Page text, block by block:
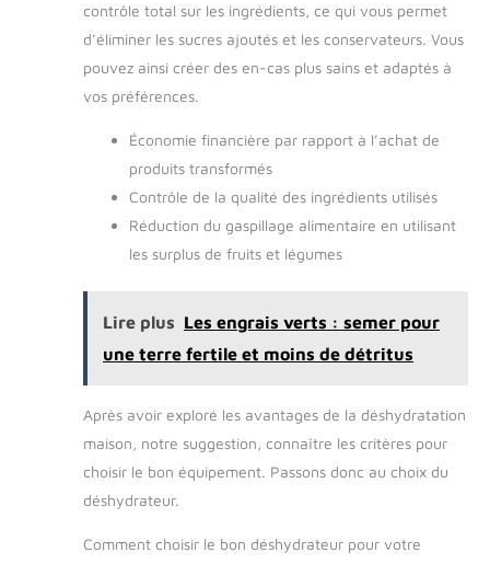
contrôle total sur les ingrédients, ce qui vous permet
d’éliminer les sucres ajoutés et les conservateurs. Vous
pouvez ainsi créer des en-cas plus sains et adaptés à
vos préférences.
Économie financière par rapport à l’achat de
produits transformés
Contrôle de la qualité des ingrédients utilisés
Réduction du gaspillage alimentaire en utilisant
les surplus de fruits et légumes
Lire plus Les engrais verts : semer pour
une terre fertile et moins de détritus
Après avoir exploré les avantages de la déshydratation
maison, notre suggestion, connaître les critères pour
choisir le bon équipement. Passons donc au choix du
déshydrateur.
Comment choisir le bon déshydrateur pour votre